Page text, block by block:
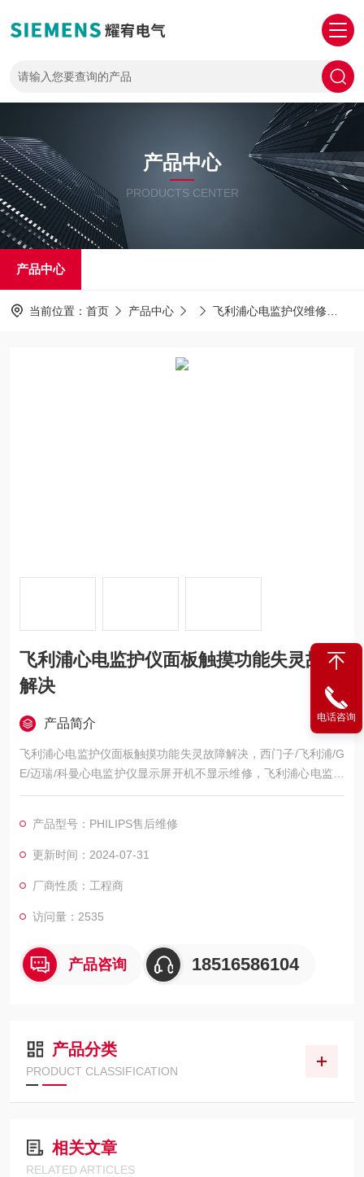
产品中心
PRODUCTS CENTER
产品中心
当前位置： 首页 产品中心 飞利浦心电监护仪维修
飞利浦心电监护仪面板触摸功能失灵故障
解决
产品简介
飞利浦心电监护仪面板触摸功能失灵故障解决，西门子/飞利浦/G
E/迈瑞/科曼心电监护仪显示屏开机不显示维修，飞利浦心电监护
仪开机屏幕黑屏不亮维修，飞利浦心电监护仪开机屏幕显示白屏/
利浦心电监护仪心电图波行杂乱维修，屏幕显示的呼吸波行弱/呼
吸信号弱维修，飞利浦心电监护仪心电扫描基线漂移/漂触显示屏
产品型号：PHILIPS售后维修
更新时间：2024-07-31
厂商性质：工程商
访问量：2535
产品咨询 18516586104
产品分类
PRODUCT CLASSIFICATION
相关文章
RELATED ARTICLES
电话咨询